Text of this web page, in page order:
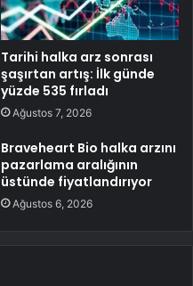
Tarihi halka arz sonrası
şaşırtan artış: İlk günde
yüzde 535 fırladı
Ağustos 7, 2026
Braveheart Bio halka arzını
pazarlama aralığının
üstünde fiyatlandırıyor
Ağustos 6, 2026